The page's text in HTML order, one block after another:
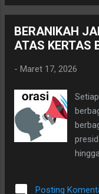
meyakinkan rakyat
pertanyaan yang
masyarakat:
Diucapkan dalam
masa kompetisi .
pemilih dengan
ditawarkan. Dalam
banyak janji yang
Tujuannya tentu untuk
BERANIKAH
ATAS KERTAS
- Maret 17, 2026
Posting